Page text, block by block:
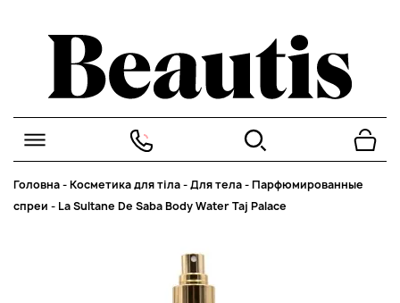
Головна-Косметика для тіла-Для тела-Парфюмированные
спреи - La Sultane De Saba Body Water Taj Palace